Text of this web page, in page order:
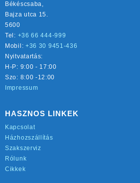
Békéscsaba,
Bajza utca 15.
5600
Tel: +36 66 444-999
Mobil: +36 30 9451-436
Nyitvatartás:
H-P: 9:00 - 17:00
Szo: 8:00 -12:00
Impressum
HASZNOS LINKEK
Kapcsolat
Házhozszállítás
Szakszerviz
Rólunk
Cikkek